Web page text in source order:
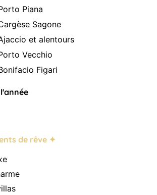
Piana
Sagone
et alentours
Vecchio
Figari
de rêve ✦